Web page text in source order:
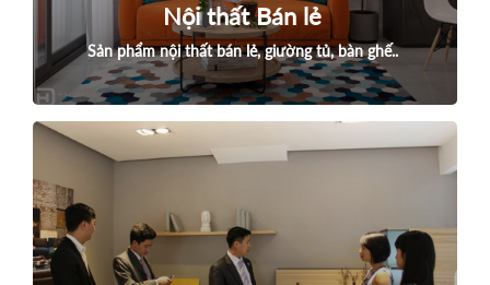
Nội thất Bán lẻ
Sản phẩm nội thất bán lẻ, giường tủ, bàn ghế..